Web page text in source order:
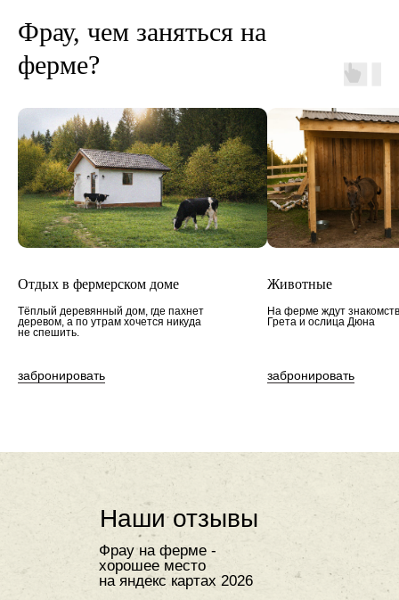
Фрау, чем заняться на
ферме?
Отдых в фермерском доме
Тёплый деревянный дом, где пахнет
деревом, а по утрам хочется никуда
не спешить.
забронировать
Животные
На ферме ждут
Грета и ослица Дюна
забронировать
Фрау на ферме -
хорошее место
на яндекс картах 2026
Наши отзывы